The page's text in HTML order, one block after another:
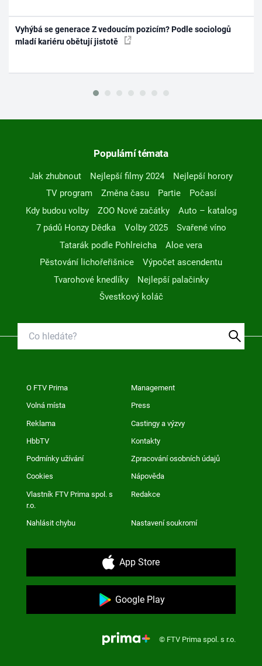
Vyhýbá se generace Z vedoucím pozicím? Podle sociologů
mladí kariéru obětují jistotě
Populární témata
Jak zhubnout Nejlepší filmy 2024
Nejlepší horory
TV program
Změna času Partie
Počasí
Kdy budou volby
ZOO Nové začátky
Auto – katalog
7 pádů Honzy Dědka
Volby 2025
Svařené víno
Tatarák podle Pohlreicha
Aloe vera
Pěstování lichořeřišnice
Výpočet ascendentu
Tvarohové knedlíky
Nejlepší palačinky
Švestkový koláč
O FTV Prima Management
Volná místa Press
Reklama Castingy a výzvy
HbbTV Kontakty
Podmínky užívání Zpracování osobních údajů
Cookies Nápověda
Vlastník FTV Prima spol. s
r.o.
Redakce
Nahlásit chybu Nastavení soukromí
App Store
Google Play
© FTV Prima spol. s r.o.